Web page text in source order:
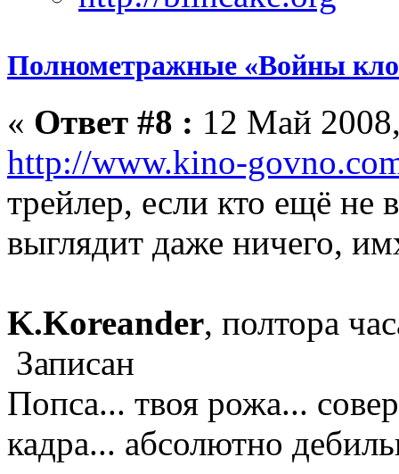
Полнометражные «Войны
« Ответ #8 : 12 Май
http://www.kino-
трейлер, если кто ещё не
выглядит даже ничего,
K.Koreander, полтора
Записан
Попса... твоя рожа...
кадра... абсолютно